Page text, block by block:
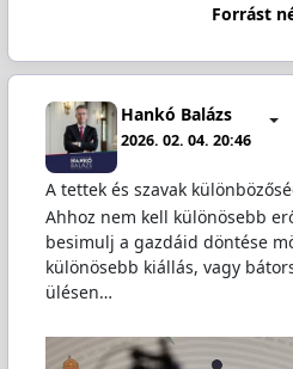
Forrást
Hankó Balázs
2026. 02. 04. 20:46
A tettek és szavak
Ahhoz nem kell különösebb
besimulj a gazdáid döntése
különösebb kiállás, vagy
ülésen…